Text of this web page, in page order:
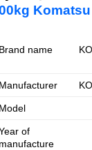
Komatsu
Brand name
Manufacturer
Model
of
manufacture